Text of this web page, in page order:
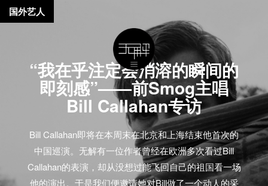
“我在乎注定会消溶的瞬间的
即刻感”——前Smog主唱
Bill Callahan专访
Bill Callahan即将在本周末在北京和上海结束他首次的
中国巡演。无解有一位作者曾经在欧洲多次看过Bill
Callahan的表演，却从没想过能飞回自己的祖国看一场
他的演出。于是我们便邀请她对Bill做了一个动人的采
国外艺人